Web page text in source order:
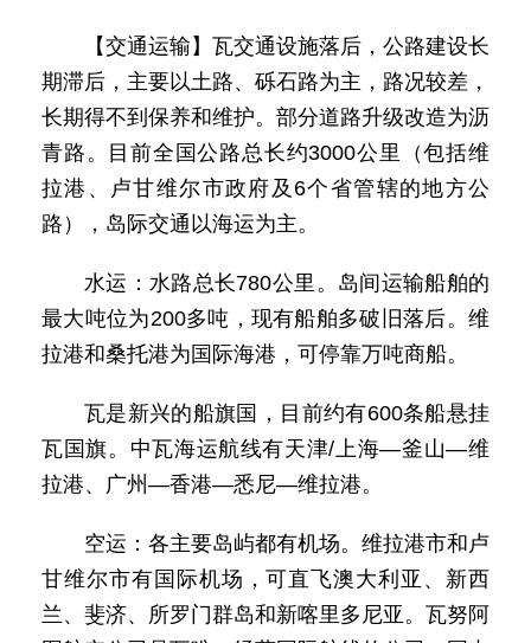
【交通运输】瓦交通设施落后，公路建设长
期滞后，主要以土路、砾石路为主，路况较差，
长期得不到保养和维护。部分道路升级改造为沥
青路。目前全国公路总长约3000公里（包括维
拉港、卢甘维尔市政府及6个省管辖的地方公
路），岛际交通以海运为主。
水运：水路总长780公里。岛间运输船舶的
最大吨位为200多吨，现有船舶多破旧落后。维
拉港和桑托港为国际海港，可停靠万吨商船。
瓦是新兴的船旗国，目前约有600条船悬挂
瓦国旗。中瓦海运航线有天津/上海—釜山—维
拉港、广州—香港—悉尼—维拉港。
空运：各主要岛屿都有机场。维拉港市和卢
甘维尔市有国际机场，可直飞澳大利亚、新西
兰、斐济、所罗门群岛和新喀里多尼亚。瓦努阿